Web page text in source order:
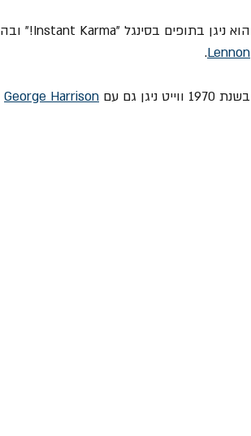
הוא ניגן בתופים בסינגל "Instant Karma!" ובהמשך גם בשמונה רצועות מהאלבום המופתי "
Lennon
.
בשנת 1970 ווייט ניגן גם עם George Harrison